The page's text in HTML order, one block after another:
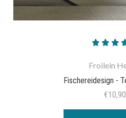
Froilein
Fischereidesign -
€10,90